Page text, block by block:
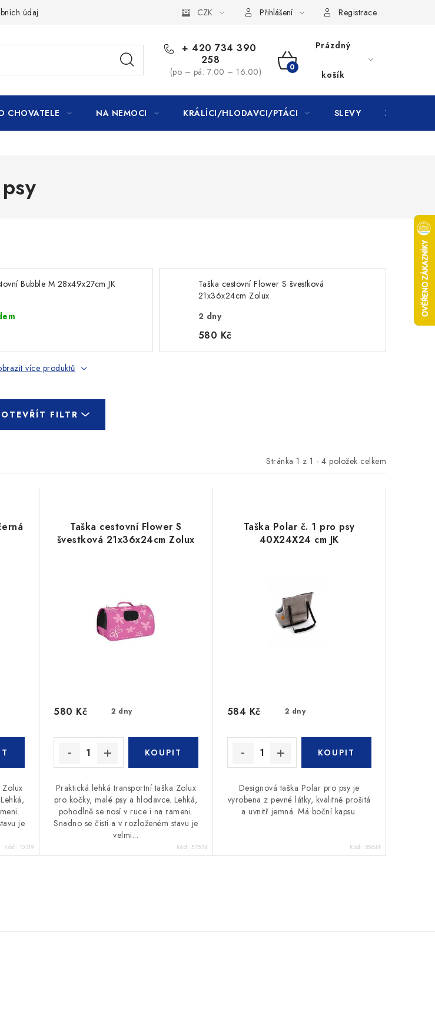
údajů CZK Přihlášení Registrace
+ 420 734 390
258
(po – pá: 7:00 – 16:00)
NÁKUPNÍ
KOŠÍK
Prázdný
košík
CHOVATELE NA NEMOCI KRÁLÍCI/HLODAVCI/PTÁCI SLEVY ZNAČKY
Bubble M 28x49x27cm JK
Taška cestovní Flower S švestková
21x36x24cm Zolux
2 dny
580 Kč
více produktů
OTEVŘÍT FILTR
Stránka 1 z 1 - 4 položek celkem
Zolux
je
Kód: 10319
Taška cestovní Flower S
švestková 21x36x24cm Zolux
2 dny
580 Kč
Praktická lehká transportní taška Zolux
pro kočky, malé psy a hlodavce. Lehká,
pohodlně se nosí v ruce i na rameni.
Snadno se čistí a v rozloženém stavu je
velmi...
Kód: 57574
Taška Polar č. 1 pro psy
40X24X24 cm JK
2 dny
584 Kč
Designová taška Polar pro psy je
vyrobena z pevné látky, kvalitně prošitá
a uvnitř jemná. Má boční kapsu.
Kód: 55649